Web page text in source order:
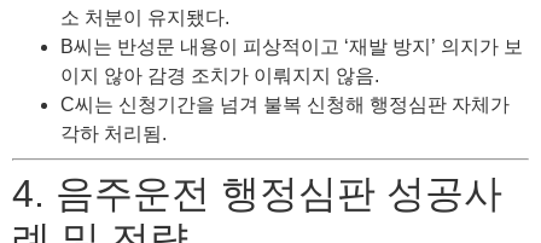
소 처분이 유지됐다.
B씨는 반성문 내용이 피상적이고 ‘재발 방지’ 의지가 보
이지 않아 감경 조치가 이뤄지지 않음.
C씨는 신청기간을 넘겨 불복 신청해 행정심판 자체가
각하 처리됨.
4. 음주운전 행정심판 성공사